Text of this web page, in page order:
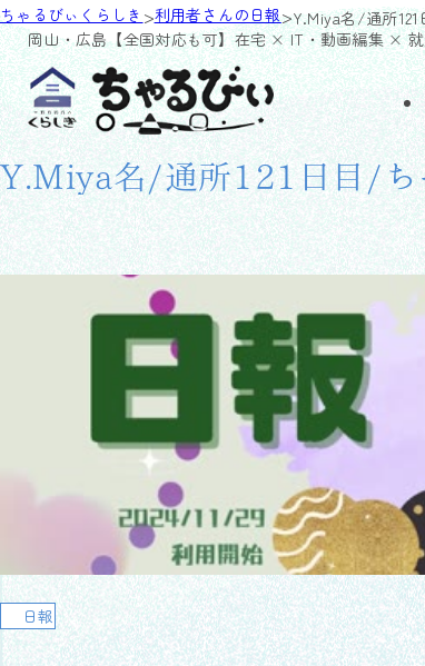
岡山・広島【全国対応も可】在宅 × IT・動画編集 ×
ちゃるびぃくらしき>利用者さんの日報>Y.Miya名/通所
Y.Miya名/通所121日目/ち
日報